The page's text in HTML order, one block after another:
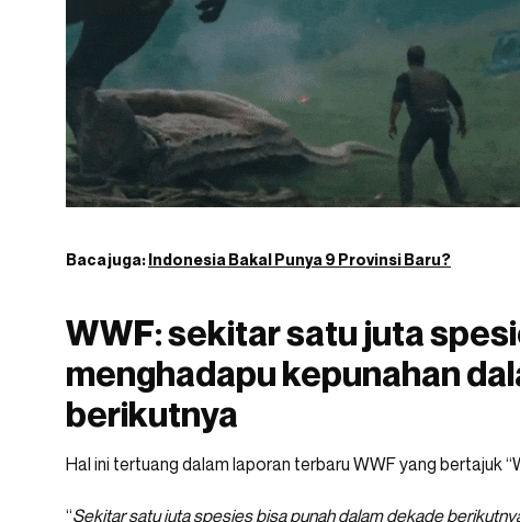
Baca juga:Indonesia Bakal Punya 9 Provinsi Baru?
WWF: sekitar satu juta
menghadapu kepunahan
berikutnya
Hal ini tertuang dalam laporan terbaru WWF yang bertajuk
“Sekitar satu juta spesies bisa punah dalam dekade